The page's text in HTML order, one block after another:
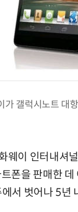
가 갤럭시노트 대
웨이 인터내셔
폰을 판매한 데
에서 벗어나 5년